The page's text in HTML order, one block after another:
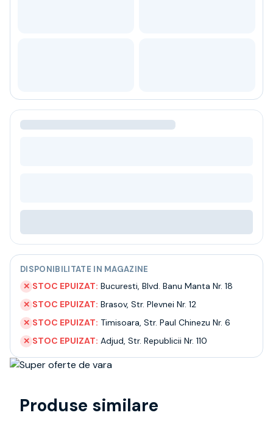
Ceai
Bacanie
BLACK FRIDAY
Contact
Termeni si conditii
Politica de confidentialitate
Intrebari frecvente
DISPONIBILITATE IN MAGAZINE
✕ STOC EPUIZAT: Bucuresti, Blvd. Banu Manta Nr. 18
✕ STOC EPUIZAT: Brasov, Str. Plevnei Nr. 12
✕ STOC EPUIZAT: Timisoara, Str. Paul Chinezu Nr. 6
✕ STOC EPUIZAT: Adjud, Str. Republicii Nr. 110
Produse similare